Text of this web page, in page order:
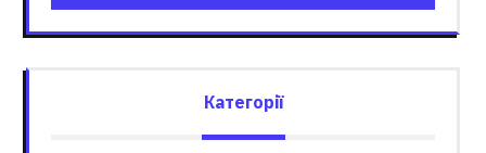
Категорії